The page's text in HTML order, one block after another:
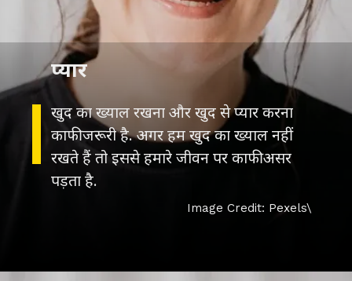
खुद का ख्याल रखना और खुद से प्यार करना
काफी जरूरी है. अगर हम खुद का ख्याल नहीं
रखते हैं तो इससे हमारे जीवन पर काफी असर
पड़ता है.
प्यार
Image Credit: Pexels\